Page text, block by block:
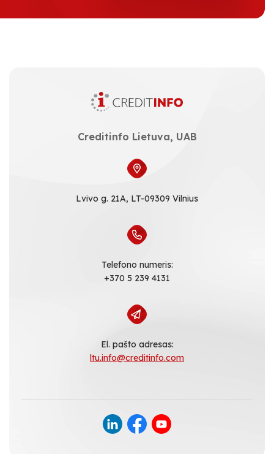
Creditinfo Lietuva, UAB
Lvivo g. 21A, LT-09309 Vilnius
Telefono numeris:
+370 5 239 4131
El. pašto adresas:
ltu.info@creditinfo.com